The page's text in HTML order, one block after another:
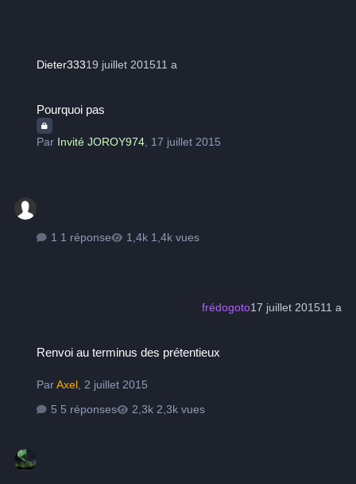
Dieter33319 juillet 201511 a
Pourquoi pas
Par Invité JOROY974 17 juillet 2015
1 réponse 1,4k vues
frédogoto17 juillet 201511 a
Renvoi au terminus des prétentieux
ParAxel 2 juillet 2015
5 réponses
2,3k vues